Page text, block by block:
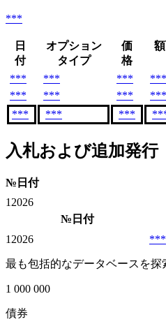
***
日
付
オプション
タイプ
価
格
***
*** *** ***
***
*** *** ***
***
*** ***
入札および追加発行
№ 日付
1 2026
№ 日付
1 2026 ***
最も包括的なデータベースを探
1 000 000
債券